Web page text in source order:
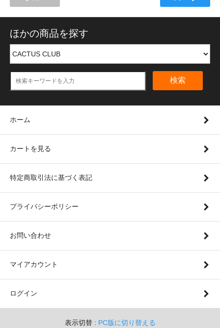
ほかの商品を探す
検索
ホーム
カートを見る
特定商取引法に基づく表記
プライバシーポリシー
お問い合わせ
マイアカウント
ログイン
表示切替 : PC版に切り替える